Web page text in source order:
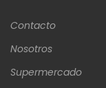
Contacto
Nosotros
Supermercado